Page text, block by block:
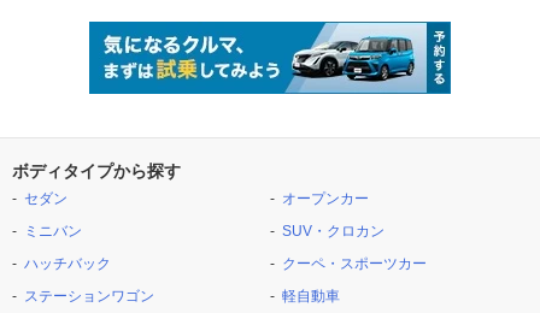
ボディタイプから探す
セダン
ミニバン
ハッチバック
ステーションワゴン
オープンカー
SUV・クロカン
クーペ・スポーツカー
軽自動車